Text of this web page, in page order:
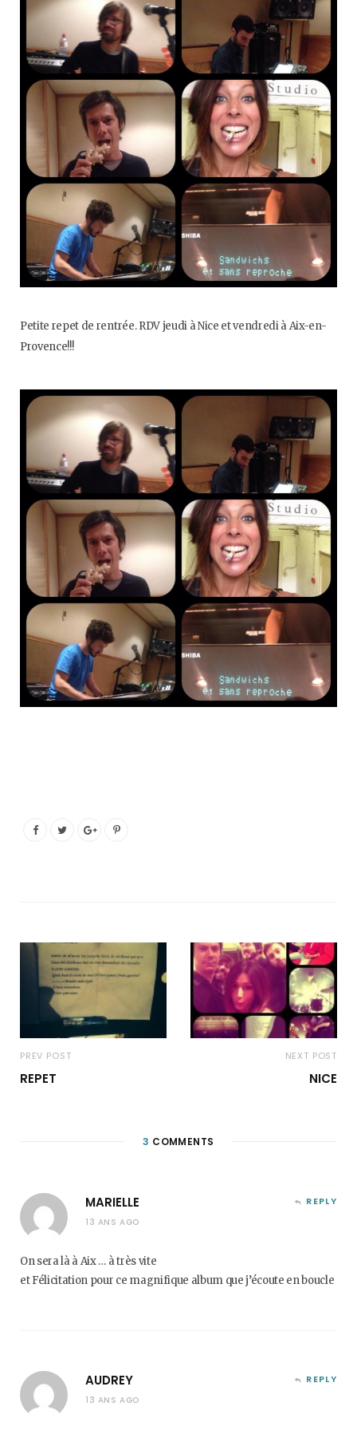
o
o
k
g
r
a
m
b
e
Petite repet de rentrée. RDV jeudi à Nice et vendredi à Aix-en-
Provence!!!
PREV POST
REPET
NEXT POST
NICE
3 COMMENTS
MARIELLE
13 ANS AGO
REPLY
On sera là à Aix … à très vite
et Félicitation pour ce magnifique album que j’écoute en boucle
AUDREY
13 ANS AGO
REPLY